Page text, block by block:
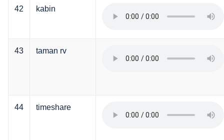
42 kabin
43 taman rv
44 timeshare